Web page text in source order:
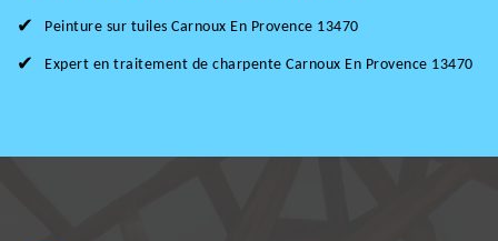
Peinture sur tuiles Carnoux En Provence 13470
Expert en traitement de charpente Carnoux En Provence 13470